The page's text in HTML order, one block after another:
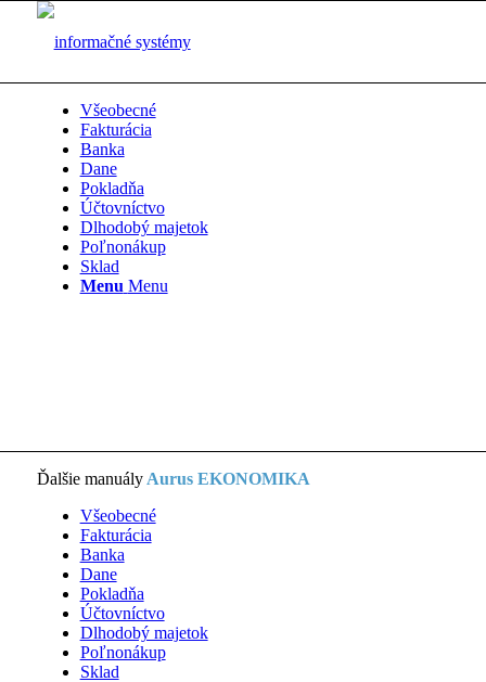
Všeobecné
Fakturácia
Banka
Dane
Pokladňa
Účtovníctvo
Dlhodobý majetok
Poľnonákup
Sklad
Menu Menu
Ďalšie manuályAurus EKONOMIKA
Všeobecné
Fakturácia
Banka
Dane
Pokladňa
Účtovníctvo
Dlhodobý majetok
Poľnonákup
Sklad